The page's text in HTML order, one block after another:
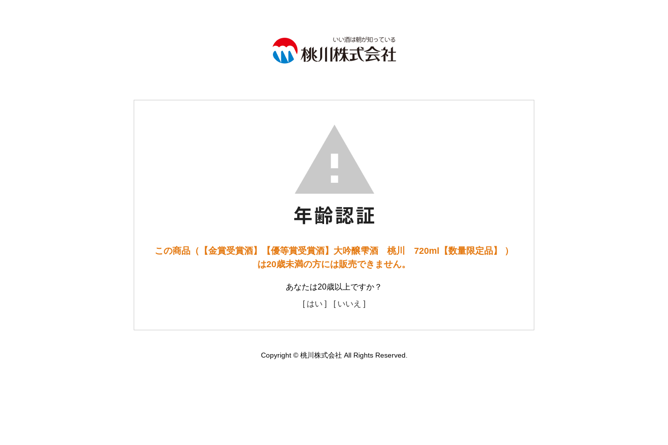
この商品（【金賞受賞酒】【優等賞受賞酒】大吟醸雫酒 桃川 720ml【数量限定品】 ）
は20歳未満の方には販売できません。
あなたは20歳以上ですか？
[ はい ]
[ いいえ ]
Copyright © 桃川株式会社 All Rights Reserved.